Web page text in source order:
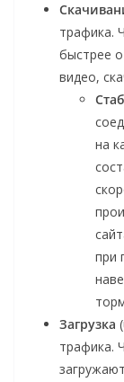
трафика.
быстрее
видео,
на
при
Загрузка
трафика.